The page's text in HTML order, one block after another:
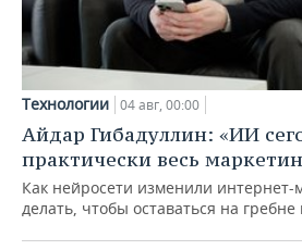
Технологии 04 авг, 00:00
Айдар Гибадуллин: «ИИ
практически весь
Как нейросети изменили интернет-
делать, чтобы оставаться на